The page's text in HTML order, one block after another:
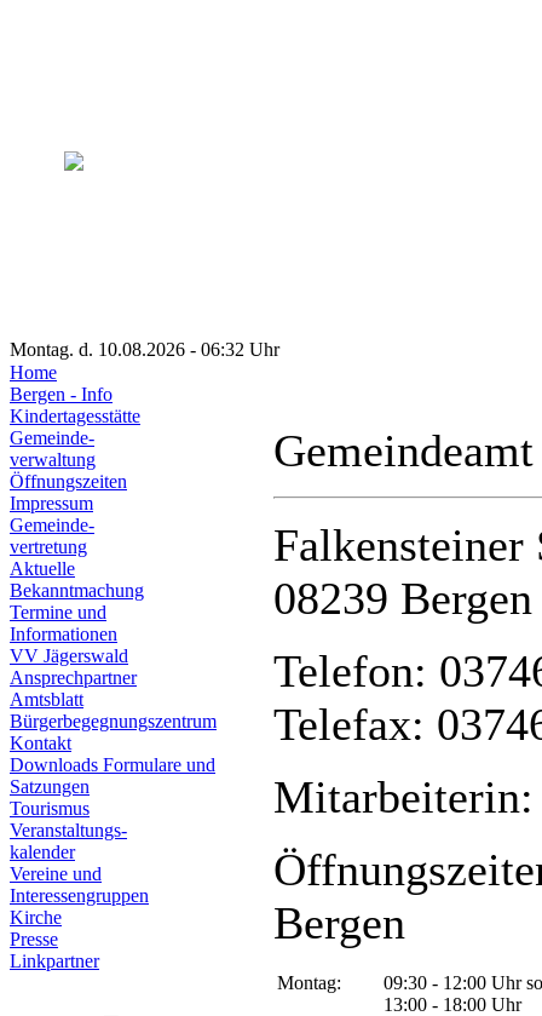
Montag. d. 10.08.2026 - 06:32 Uhr
Home
Bergen - Info
Kindertagesstätte
Gemeinde-
verwaltung
Öffnungszeiten
Impressum
Gemeinde-
vertretung
Aktuelle
Bekanntmachung
Termine und
Informationen
VV Jägerswald
Ansprechpartner
Amtsblatt
Bürgerbegegnungszentrum
Kontakt
Downloads Formulare und
Satzungen
Tourismus
Veranstaltungs-
kalender
Vereine und
Interessen­gruppen
Kirche
Presse
Linkpartner
Falkensteiner
08239 Bergen
Telefon:
Telefax:
Mitarbeiterin:
Bergen
Montag:
09:30 - 12:00 Uhr
13:00 - 18:00 Uhr